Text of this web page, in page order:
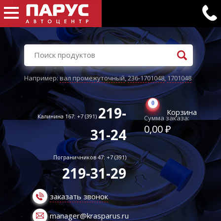
Например:вал промежуточный,236-1701048,1701048
Калинина 167: +7 (391) 219-
31-24
Пограничников 47: +7 (391)
219-31-29
заказать звонок
manager@krasparus.ru
0
Корзина
Сумма заказа:
0,00 ₽